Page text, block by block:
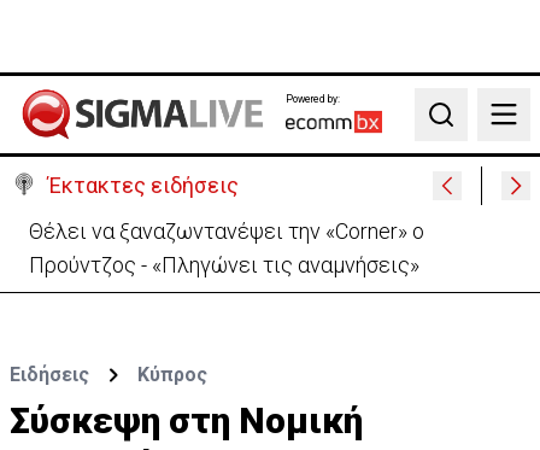
Powered by:
Search
Έκτακτες ειδήσεις
Θέλει να ξαναζωντανέψει την «Corner» o
Προύντζος - «Πληγώνει τις αναμνήσεις»
Ειδήσεις Κύπρος
Σύσκεψη στη Νομική